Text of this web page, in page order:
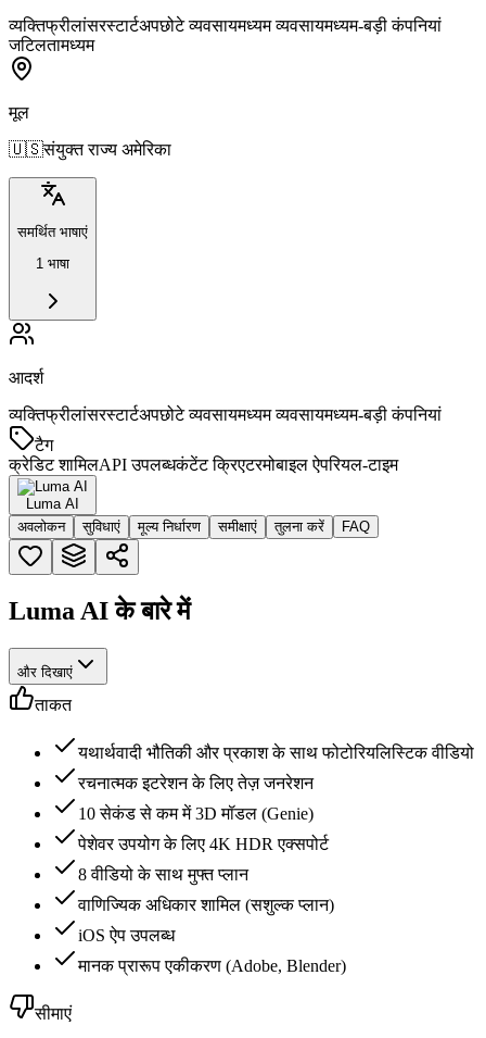
व्यक्तिफ्रीलांसरस्टार्टअपछोटे व्यवसायमध्यम व्यवसायमध्यम-बड़ी कंपनियां
जटिलतामध्यम
मूल
🇺🇸संयुक्त राज्य अमेरिका
समर्थित भाषाएं
1 भाषा
आदर्श
व्यक्तिफ्रीलांसरस्टार्टअपछोटे व्यवसायमध्यम व्यवसायमध्यम-बड़ी कंपनियां
टैग
क्रेडिट शामिलAPI उपलब्धकंटेंट क्रिएटरमोबाइल ऐपरियल-टाइम
Luma AI
अवलोकन
सुविधाएं मूल्य निर्धारण समीक्षाएं तुलना करें FAQ
Luma AI के बारे में
और दिखाएं
ताकत
यथार्थवादी भौतिकी और प्रकाश के साथ फोटोरियलिस्टिक वीडियो
रचनात्मक इटरेशन के लिए तेज़ जनरेशन
10 सेकंड से कम में 3D मॉडल (Genie)
पेशेवर उपयोग के लिए 4K HDR एक्सपोर्ट
8 वीडियो के साथ मुफ्त प्लान
वाणिज्यिक अधिकार शामिल (सशुल्क प्लान)
iOS ऐप उपलब्ध
मानक प्रारूप एकीकरण (Adobe, Blender)
सीमाएं